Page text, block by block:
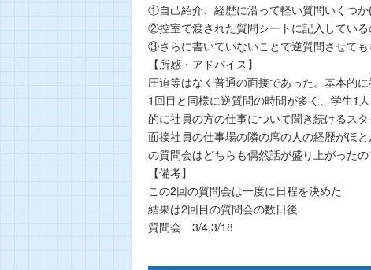
①自己紹介、経歴に沿って軽い質問いくつ
②控室で渡された質問シートに記入してい
③さらに書いていないことで逆質問させても
【所感・アドバイス】
圧迫等はなく普通の面接であった。基本的
1回目と同様に逆質問の時間が多く、学生1
的に社員の方の仕事について聞き続けるスタ
面接社員の仕事場の隣の席の人の経歴がほ
の質問会はどちらも偶然話が盛り上がったの
【備考】
この2回の質問会は一度に日程を決めた
結果は2回目の質問会の数日後
質問会 3/4,3/18